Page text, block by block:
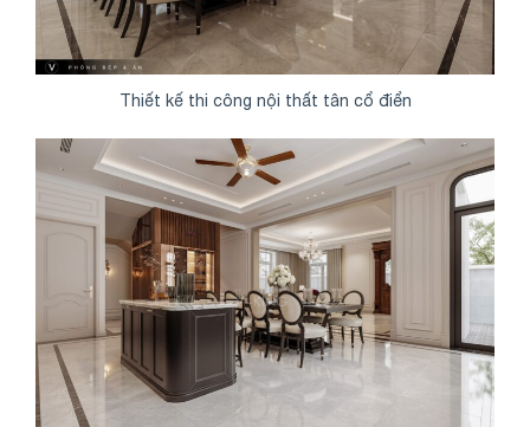
Thiết kế thi công nội thất tân cổ điển